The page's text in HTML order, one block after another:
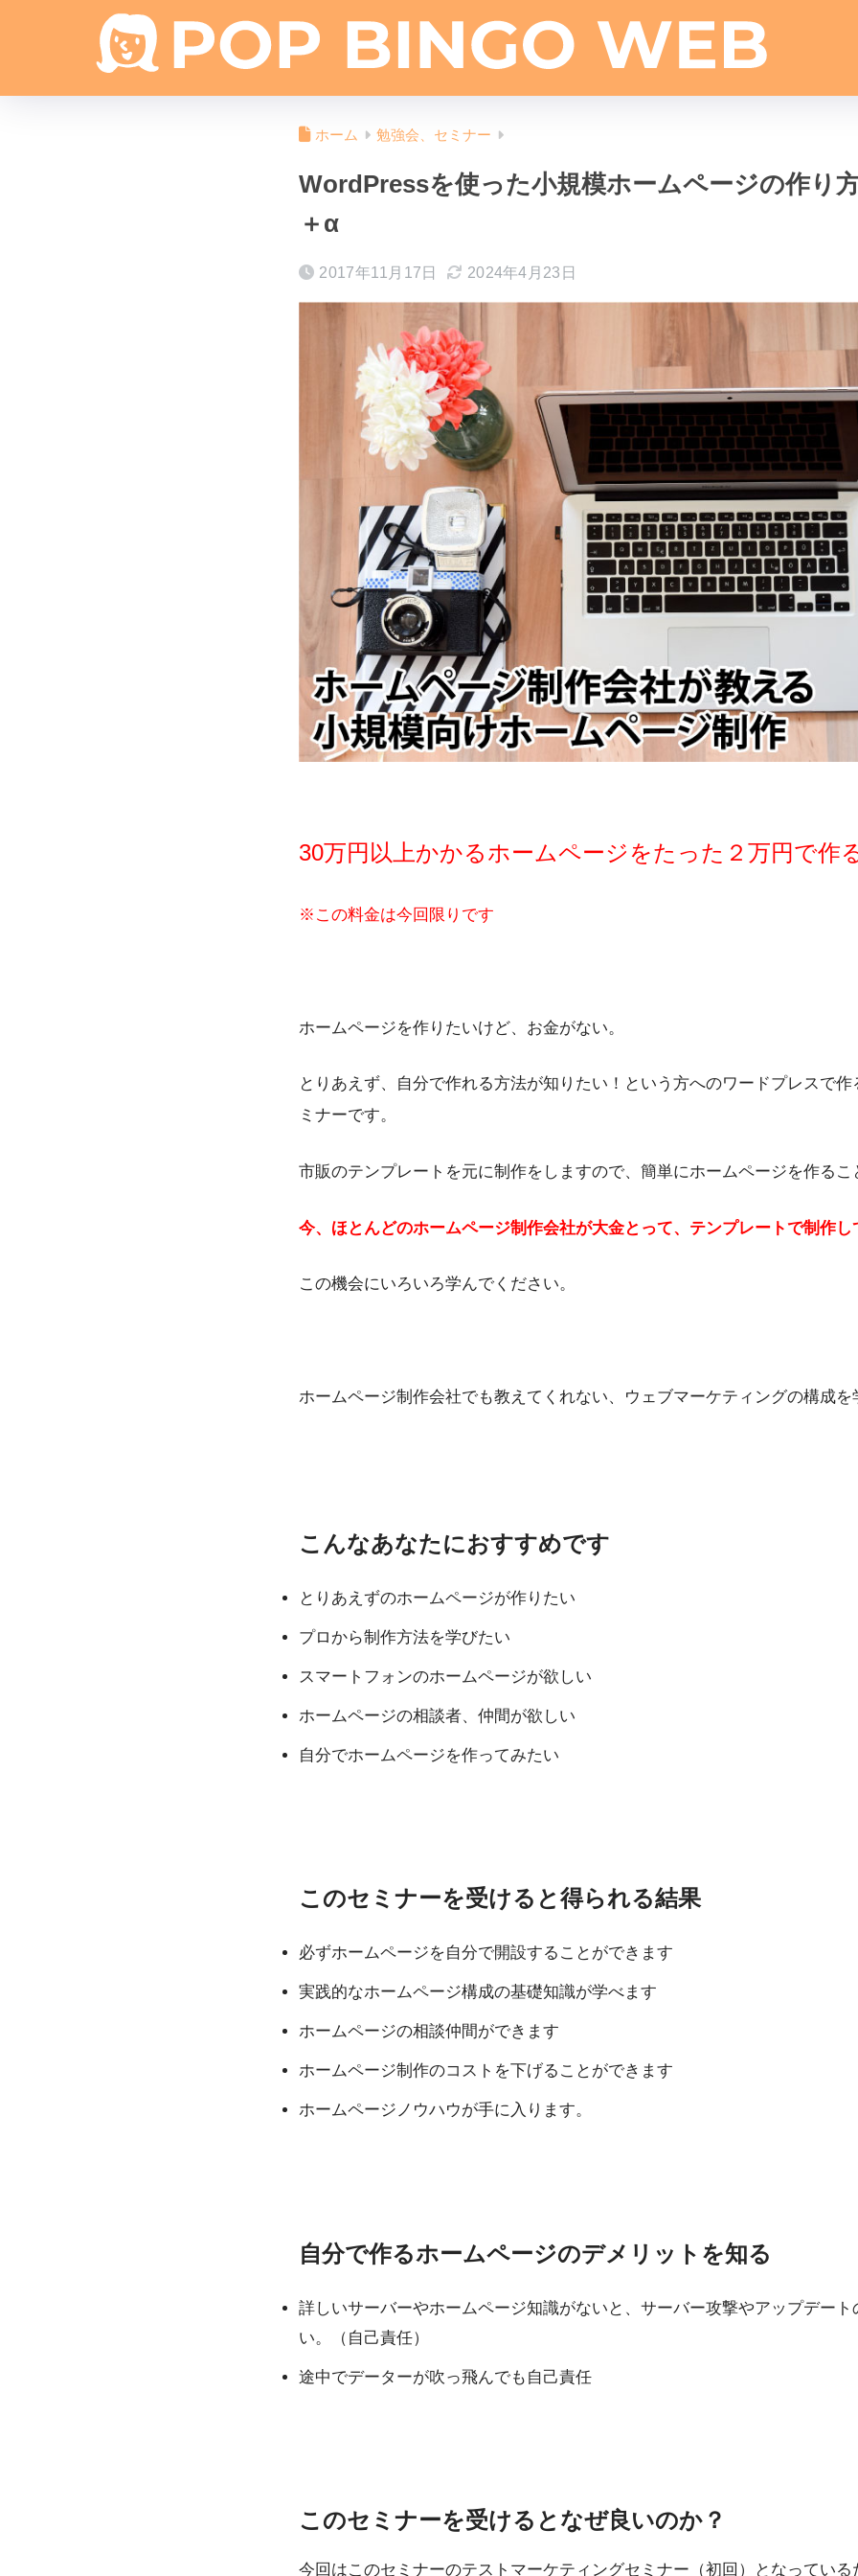
ホーム 勉強会、セミナー
WordPressを使った小規模ホームページの作り
＋α
2017年11月17日 2024年4月23日
30万円以上かかるホームページをたった２万円で作
※この料金は今回限りです
ホームページを作りたいけど、お金がない。
とりあえず、自分で作れる方法が知りたい！という方へのワードプレスで作
ミナーです。
市販のテンプレートを元に制作をしますので、簡単にホームページを作るこ
今、ほとんどのホームページ制作会社が大金とって、テンプレートで制作し
この機会にいろいろ学んでください。
ホームページ制作会社でも教えてくれない、ウェブマーケティングの構成を
こんなあなたにおすすめです
とりあえずのホームページが作りたい
プロから制作方法を学びたい
スマートフォンのホームページが欲しい
ホームページの相談者、仲間が欲しい
自分でホームページを作ってみたい
このセミナーを受けると得られる結果
必ずホームページを自分で開設することができます
実践的なホームページ構成の基礎知識が学べます
ホームページの相談仲間ができます
ホームページ制作のコストを下げることができます
ホームページノウハウが手に入ります。
自分で作るホームページのデメリットを知る
詳しいサーバーやホームページ知識がないと、サーバー攻撃やアップデート
い。（自己責任）
途中でデーターが吹っ飛んでも自己責任
このセミナーを受けるとなぜ良いのか？
今回はこのセミナーのテストマーケティングセミナー（初回）となっている